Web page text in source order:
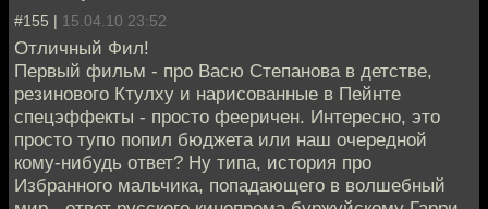
#155 | 15.04.10 23:52
Отличный Фил!
Первый фильм - про Васю Степанова в детстве,
резинового Ктулху и нарисованные в Пейнте
спецэффекты - просто фееричен. Интересно, это
просто тупо попил бюджета или наш очередной
кому-нибудь ответ? Ну типа, история про
Избранного мальчика, попадающего в волшебный